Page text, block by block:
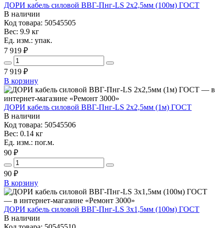
ДОРИ кабель силовой ВВГ-Пнг-LS 2х2,5мм (100м) ГОСТ
В наличии
Код товара: 50545505
Вес: 9.9 кг
Ед. изм.: упак.
7 919 ₽
7 919 ₽
В корзину
ДОРИ кабель силовой ВВГ-Пнг-LS 2х2,5мм (1м) ГОСТ
В наличии
Код товара: 50545506
Вес: 0.14 кг
Ед. изм.: пог.м.
90 ₽
90 ₽
В корзину
ДОРИ кабель силовой ВВГ-Пнг-LS 3х1,5мм (100м) ГОСТ
В наличии